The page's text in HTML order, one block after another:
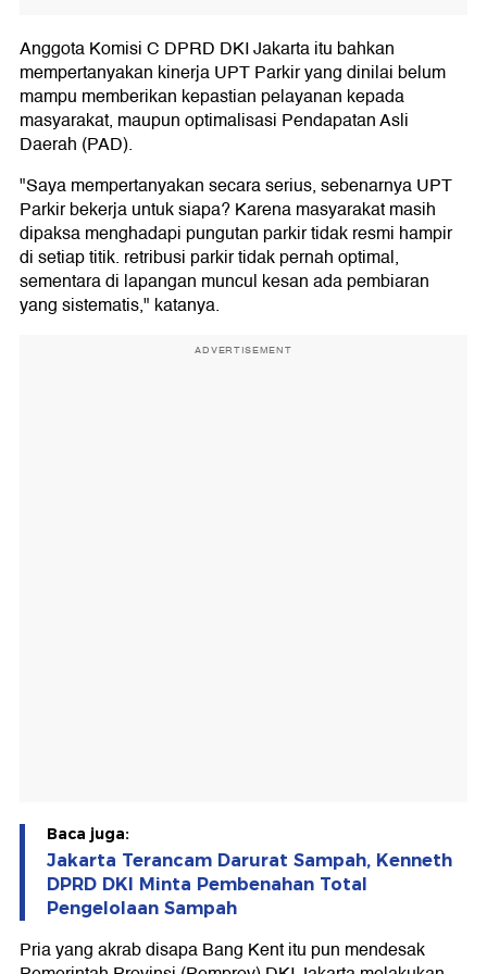
Anggota Komisi C DPRD DKI Jakarta itu bahkan
mempertanyakan kinerja UPT Parkir yang dinilai belum
mampu memberikan kepastian pelayanan kepada
masyarakat, maupun optimalisasi Pendapatan Asli
Daerah (PAD).
"Saya mempertanyakan secara serius, sebenarnya UPT
Parkir bekerja untuk siapa? Karena masyarakat masih
dipaksa menghadapi pungutan parkir tidak resmi hampir
di setiap titik. retribusi parkir tidak pernah optimal,
sementara di lapangan muncul kesan ada pembiaran
yang sistematis," katanya.
ADVERTISEMENT
Baca juga:
Jakarta Terancam Darurat Sampah, Kenneth
DPRD DKI Minta Pembenahan Total
Pengelolaan Sampah
Pria yang akrab disapa Bang Kent itu pun mendesak